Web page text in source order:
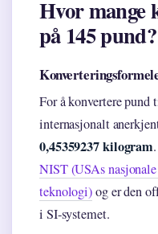
Hvor mange
på 145 pund?
For å konvertere
internasjonalt
0,45359237 kilogram
NIST (USAs
teknologi)og er den
i SI-systemet.